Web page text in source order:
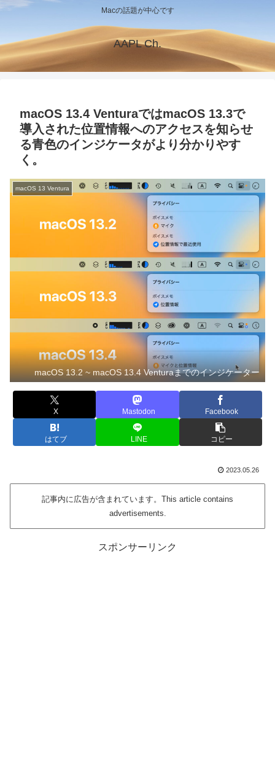
Macの話題が中心です
AAPL Ch.
macOS 13.4 VenturaではmacOS 13.3で
導入された位置情報へのアクセスを知らせ
る青色のインジケータがより分かりやす
く。
macOS 13 Ventura
macOS 13.2 ~ macOS 13.4 Venturaまでのインジケーター
X Mastodon Facebook
はてブ LINE コピー
2023.05.26
記事内に広告が含まれています。This article contains
advertisements.
スポンサーリンク